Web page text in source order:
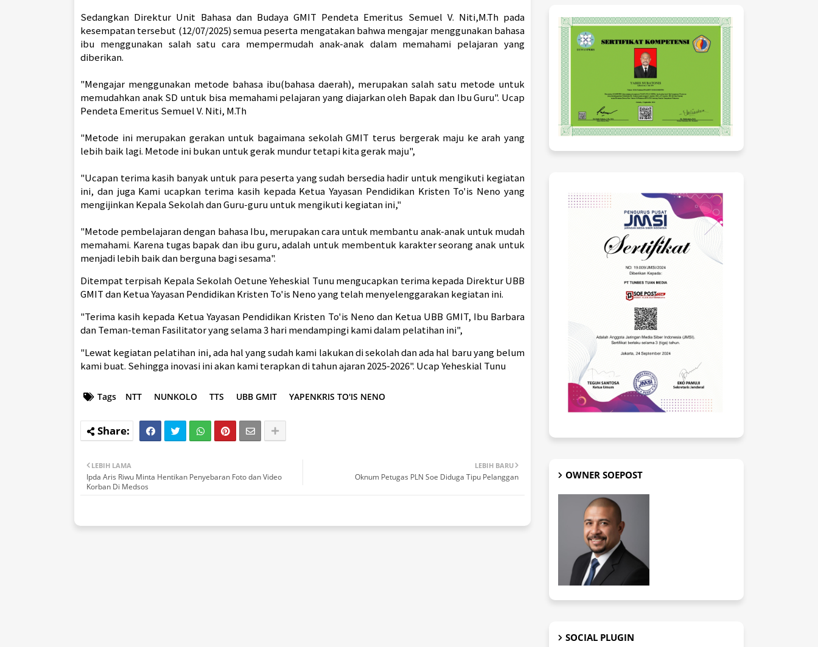
Sedangkan Direktur Unit Bahasa dan Budaya GMIT Pendeta Emeritus Semuel V. Niti,M.Th pada
kesempatan tersebut (12/07/2025) semua peserta mengatakan bahwa mengajar menggunakan bahasa
ibu menggunakan salah satu cara mempermudah anak-anak dalam memahami pelajaran yang
diberikan.
"Mengajar menggunakan metode bahasa ibu(bahasa daerah), merupakan salah satu metode untuk
memudahkan anak SD untuk bisa memahami pelajaran yang diajarkan oleh Bapak dan Ibu Guru". Ucap
Pendeta Emeritus Semuel V. Niti, M.Th
"Metode ini merupakan gerakan untuk bagaimana sekolah GMIT terus bergerak maju ke arah yang
lebih baik lagi. Metode ini bukan untuk gerak mundur tetapi kita gerak maju",
"Ucapan terima kasih banyak untuk para peserta yang sudah bersedia hadir untuk mengikuti kegiatan
ini, dan juga Kami ucapkan terima kasih kepada Ketua Yayasan Pendidikan Kristen To'is Neno yang
mengijinkan Kepala Sekolah dan Guru-guru untuk mengikuti kegiatan ini,"
"Metode pembelajaran dengan bahasa Ibu, merupakan cara untuk membantu anak-anak untuk mudah
memahami. Karena tugas bapak dan ibu guru, adalah untuk membentuk karakter seorang anak untuk
menjadi lebih baik dan berguna bagi sesama".
Ditempat terpisah Kepala Sekolah Oetune Yeheskial Tunu mengucapkan terima kepada Direktur UBB
GMIT dan Ketua Yayasan Pendidikan Kristen To'is Neno yang telah menyelenggarakan kegiatan ini.
"Terima kasih kepada Ketua Yayasan Pendidikan Kristen To'is Neno dan Ketua UBB GMIT, Ibu Barbara
dan Teman-teman Fasilitator yang selama 3 hari mendampingi kami dalam pelatihan ini",
"Lewat kegiatan pelatihan ini, ada hal yang sudah kami lakukan di sekolah dan ada hal baru yang belum
kami buat. Sehingga inovasi ini akan kami terapkan di tahun ajaran 2025-2026". Ucap Yeheskial Tunu
Tags NTT NUNKOLO TTS UBB GMIT YAPENKRIS TO'IS NENO
LEBIH BARU
Oknum Petugas PLN Soe Diduga Tipu Pelanggan
LEBIH LAMA
Ipda Aris Riwu Minta Hentikan Penyebaran Foto dan Video
Korban Di Medsos
OWNER SOEPOST
SOCIAL PLUGIN